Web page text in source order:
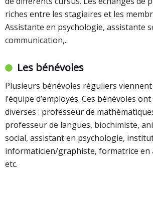
riches entre les stagiaires et les
Assistante en psychologie, assistante
communication,..
Les bénévoles
Plusieurs bénévoles réguliers
l’équipe d’employés. Ces bénévoles
diverses : professeur de
professeur de langues, biochimiste,
social, assistant en psychologie,
informaticien/graphiste, formatrice en
etc.